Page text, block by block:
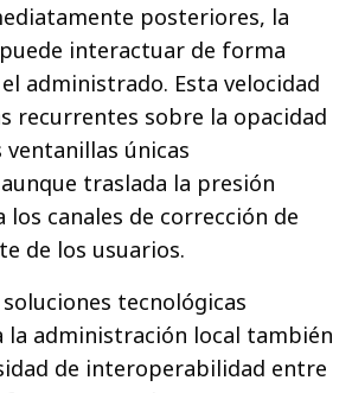
posteriores, la
interactuar de forma
administrado. Esta velocidad
recurrentes sobre la opacidad
únicas
traslada la presión
los canales de corrección de
de los usuarios.
tecnológicas
la administración local también
de interoperabilidad entre